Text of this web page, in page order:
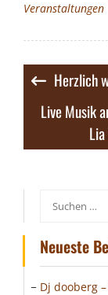
Veranstaltungen
Herzlich
Live Musik
nach:
Neueste
Dj dooberg